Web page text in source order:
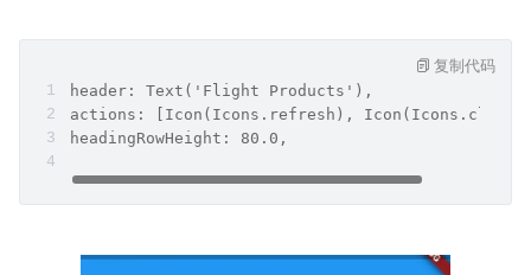
header: Text('Flight Products'),
actions: [Icon(Icons.refresh),
headingRowHeight: 80.0,
复制代码